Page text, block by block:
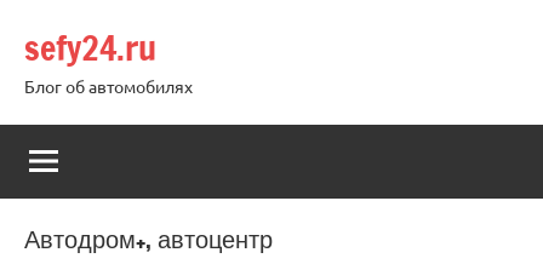
содержимому
sefy24.ru
Блог об автомобилях
Автодром+, автоцентр